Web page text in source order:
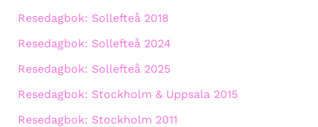
Resedagbok: Sollefteå 2018
Resedagbok: Sollefteå 2024
Resedagbok: Sollefteå 2025
Resedagbok: Stockholm & Uppsala 2015
Resedagbok: Stockholm 2011